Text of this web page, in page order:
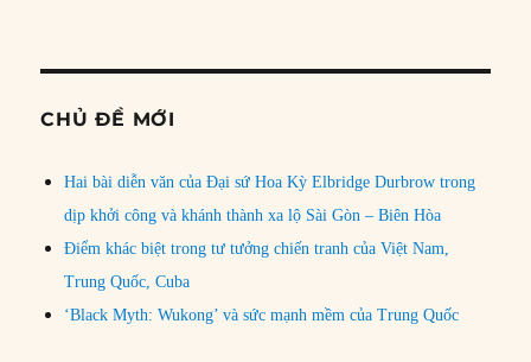
CHỦ ĐỀ MỚI
Hai bài diễn văn của Đại sứ Hoa Kỳ Elbridge Durbrow trong
dịp khởi công và khánh thành xa lộ Sài Gòn – Biên Hòa
Điểm khác biệt trong tư tưởng chiến tranh của Việt Nam,
Trung Quốc, Cuba
‘Black Myth: Wukong’ và sức mạnh mềm của Trung Quốc